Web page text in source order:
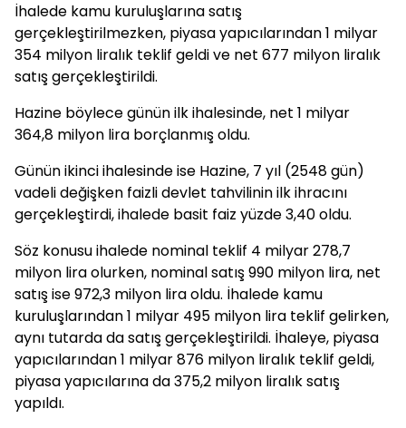
İhalede kamu kuruluşlarına satış
gerçekleştirilmezken, piyasa yapıcılarından 1 milyar
354 milyon liralık teklif geldi ve net 677 milyon liralık
satış gerçekleştirildi.
Hazine böylece günün ilk ihalesinde, net 1 milyar
364,8 milyon lira borçlanmış oldu.
Günün ikinci ihalesinde ise Hazine, 7 yıl (2548 gün)
vadeli değişken faizli devlet tahvilinin ilk ihracını
gerçekleştirdi, ihalede basit faiz yüzde 3,40 oldu.
Söz konusu ihalede nominal teklif 4 milyar 278,7
milyon lira olurken, nominal satış 990 milyon lira, net
satış ise 972,3 milyon lira oldu. İhalede kamu
kuruluşlarından 1 milyar 495 milyon lira teklif gelirken,
aynı tutarda da satış gerçekleştirildi. İhaleye, piyasa
yapıcılarından 1 milyar 876 milyon liralık teklif geldi,
piyasa yapıcılarına da 375,2 milyon liralık satış
yapıldı.